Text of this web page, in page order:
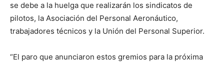
se debe a la huelga que realizarán los sindicatos de
pilotos, la Asociación del Personal Aeronáutico,
trabajadores técnicos y la Unión del Personal Superior.
“El paro que anunciaron estos gremios para la próxima